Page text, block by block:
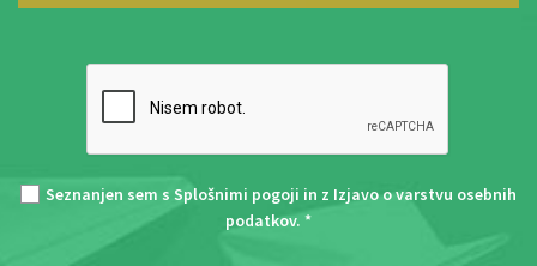
Seznanjen sem s Splošnimi pogoji in z Izjavo o varstvu osebnih
podatkov. *